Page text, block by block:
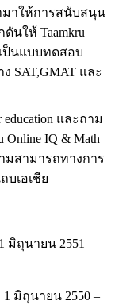
มาให้การสนับสนุน
นให้ Taamkru
เป็นแบบทดสอบ
SAT,GMAT และ
และถาม
IQ & Math
ามสามารถทางการ
เอเชีย
มิถุนายน 2551
มิถุนายน 2550 –